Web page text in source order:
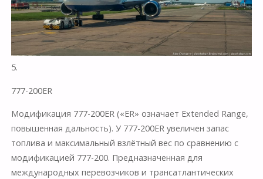
5.
777-200ER
Модификация 777-200ER («ER» означает Extended Range,
повышенная дальность). У 777-200ER увеличен запас
топлива и максимальный взлётный вес по сравнению с
модификацией 777-200. Предназначенная для
международных перевозчиков и трансатлантических